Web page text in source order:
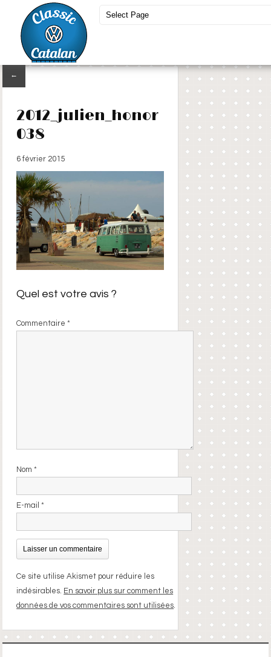
←
2012_julien_honor
038
6 février 2015
Quel est votre avis ?
Commentaire*
Nom*
E-mail*
Ce site utilise Akismet pour réduire les
indésirables. En savoir plus sur comment les
données de vos commentaires sont utilisées.